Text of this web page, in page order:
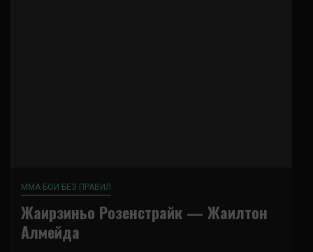
ММА БОИ БЕЗ ПРАВИЛ
Жаирзиньо Розенстрайк — Жаилтон
Алмейда